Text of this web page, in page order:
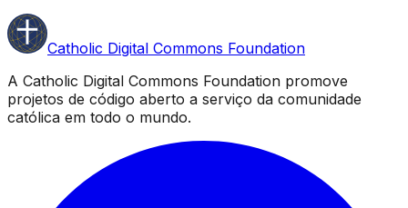
Catholic Digital Commons Foundation
A Catholic Digital Commons Foundation promove
projetos de código aberto a serviço da comunidade
católica em todo o mundo.